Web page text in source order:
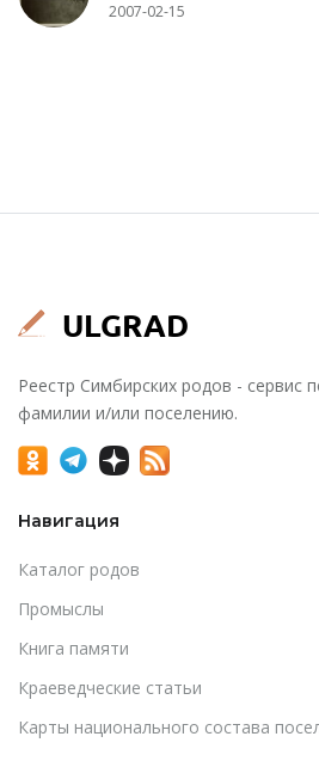
2007-02-15
Реестр Симбирских родов - сервис
фамилии и/или поселению.
Навигация
Каталог родов
Промыслы
Книга памяти
Краеведческие статьи
Карты национального состава